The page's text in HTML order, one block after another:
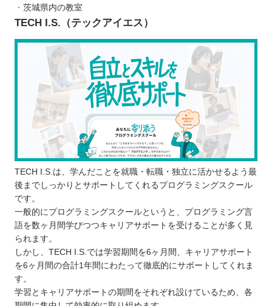
実務に役立つスキルを学べる
効率的に学習できる
転職・就職のアドバイスをもらえる
プログラミングスクールに通う3つのデメリット
コストはスクールの方がかかる
柔軟にスケジュールを調整できない場合が
ある
思っていた内容を学べない場合がある
どんなプログラミング言語を学ぶのが良いのか
違いはあるか
プログラミングスクールで挫折しないために
【茨城】子ども向けのおすすめプログラミングス
クール4選
Pocket
スタープログラミングスクール
茨城県内の教室
TECH I.S.（テックアイエス）
TECH I.S.は、学んだことを就職・転職・独立に活かせるよう最
後までしっかりとサポートしてくれるプログラミングスクール
です。
一般的にプログラミングスクールというと、プログラミング言
語を数ヶ月間学びつつキャリアサポートを受けることが多く見
られます。
しかし、TECH I.S.では学習期間を6ヶ月間、キャリアサポート
を6ヶ月間の合計1年間にわたって徹底的にサポートしてくれま
す。
学習とキャリアサポートの期間をそれぞれ設けているため、各